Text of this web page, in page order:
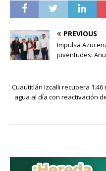
PREVIOUS
Impulsa
juventudes:
Cuautitlán Izcalli recupera
agua al día con reactivación